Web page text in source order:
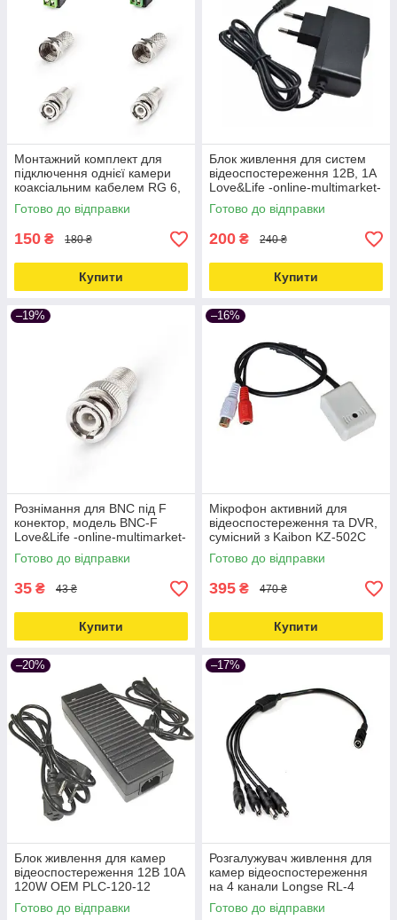
Монтажний комплект для
підключення однієї камери
коаксіальним кабелем RG 6,
RG 59 Love&Life -online-
multimarket-
Готово до відправки
150 ₴ 180 ₴
Купити
Блок живлення для систем
відеоспостереження 12В, 1А
Love&Life -online-multimarket-
Готово до відправки
200 ₴ 240 ₴
Купити
–19%
Рознімання для BNC під F
конектор, модель BNC-F
Love&Life -online-multimarket-
Готово до відправки
35 ₴ 43 ₴
Купити
–16%
Мікрофон активний для
відеоспостереження та DVR,
сумісний з Kaibon KZ-502C
Love&Life -online-multimarket-
Готово до відправки
395 ₴ 470 ₴
Купити
–20%
Блок живлення для камер
відеоспостереження 12В 10А
120W OEM PLC-120-12
Love&Life -online-multimarket-
Готово до відправки
–17%
Розгалужувач живлення для
камер відеоспостереження
на 4 канали Longse RL-4
Love&Life -online-multimarket-
Готово до відправки